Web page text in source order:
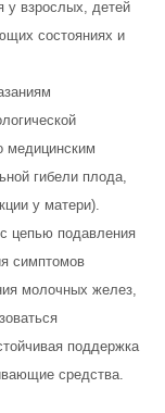
у взрослых, детей
состояниях и
медицинским
гибели плода,
у матери).
цепью подавления
симптомов
молочных желез,
поддержка
средства.